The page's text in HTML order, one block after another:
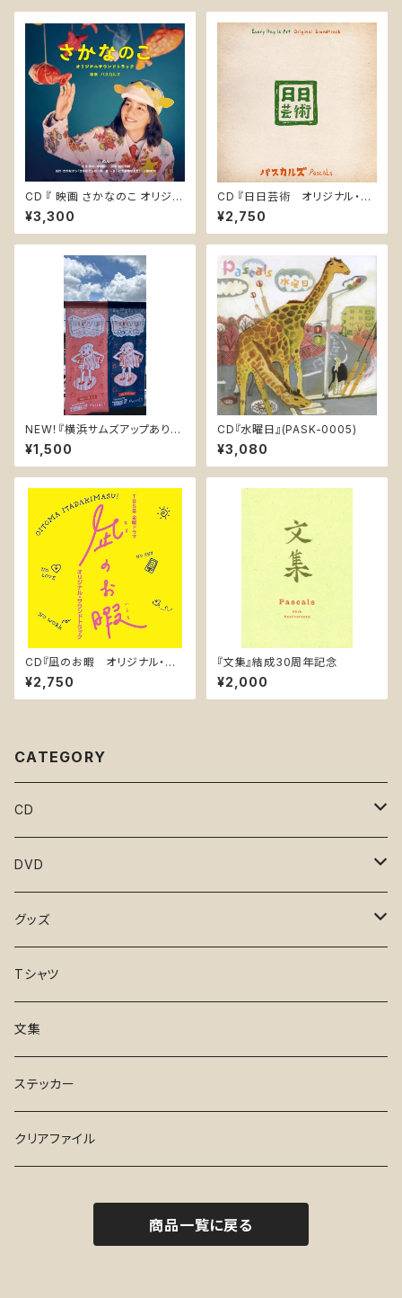
CD 『 映画 さかなのこ オリジナ
ルサウンドトラック』(LACA-25
013)
¥3,300
CD 『日日芸術 オリジナル・サ
ウンドトラック / Every Day i
s Art Original Soundtrack』
PASK-0010
¥2,750
NEW！『横浜サムズアップありが
とうっ！記念手ぬぐい』2026 7/
21,22
¥1,500
CD『水曜日』(PASK-0005)
¥3,080
CD『凪のお暇 オリジナル・サ
ウンドトラック』(UZCL-2166)
¥2,750
『文集』結成30周年記念
¥2,000
CATEGORY
CD
となりのマサラ
凪のお暇
日々、としつき
17才
ふらんす de でお～る
水曜日
DVD
１と２
さんぽ
グッズ
手ぬぐい
Tシャツ
ステッカー
Tシャツ
文集
ステッカー
クリアファイル
商品一覧に戻る